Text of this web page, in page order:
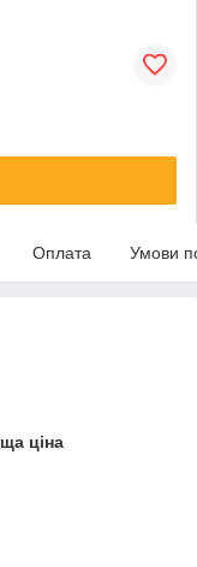
Оплата Умови
ціна